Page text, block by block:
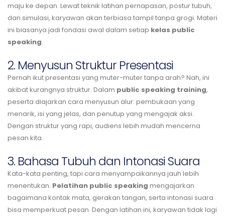
maju ke depan. Lewat teknik latihan pernapasan, postur tubuh,
dan simulasi, karyawan akan terbiasa tampil tanpa grogi. Materi
ini biasanya jadi fondasi awal dalam setiap kelas public
speaking.
2. Menyusun Struktur Presentasi
Pernah ikut presentasi yang muter-muter tanpa arah? Nah, ini
akibat kurangnya struktur. Dalam public speaking training,
peserta diajarkan cara menyusun alur: pembukaan yang
menarik, isi yang jelas, dan penutup yang mengajak aksi.
Dengan struktur yang rapi, audiens lebih mudah mencerna
pesan kita.
3. Bahasa Tubuh dan Intonasi Suara
Kata-kata penting, tapi cara menyampaikannya jauh lebih
menentukan. Pelatihan public speaking mengajarkan
bagaimana kontak mata, gerakan tangan, serta intonasi suara
bisa memperkuat pesan. Dengan latihan ini, karyawan tidak lagi